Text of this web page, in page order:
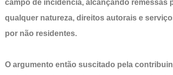
campo de incidência, alcançando remessas
qualquer natureza, direitos autorais e
por não residentes.
O argumento então suscitado pela